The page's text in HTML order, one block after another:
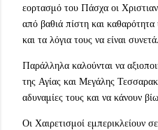
εορτασμό του Πάσχα οι
από βαθιά πίστη και
και τα λόγια τους να είναι συνετά.
Παράλληλα καλούνται να
της Αγίας και Μεγάλης
αδυναμίες τους και να κάνουν
Οι Χαιρετισμοί εμπερικλείουν